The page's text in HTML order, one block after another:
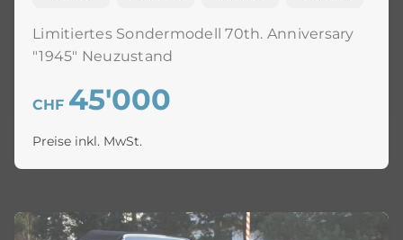
Limitiertes Sondermodell 70th. Anniversary
"1945" Neuzustand
CHF 45'000
Preise inkl. MwSt.